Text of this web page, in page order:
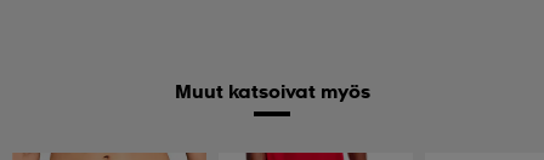
Muut katsoivat myös